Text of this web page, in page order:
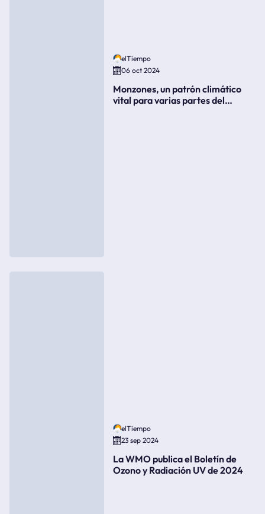
elTiempo
06 oct 2024
Monzones, un patrón climático
vital para varias partes del
elTiempo
23 sep 2024
La WMO publica el Boletín de
Ozono y Radiación UV de 2024